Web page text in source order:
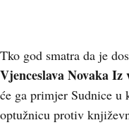
Tko god smatra da je
Vjenceslava Novaka Iz
će ga primjer Sudnice
optužnicu protiv